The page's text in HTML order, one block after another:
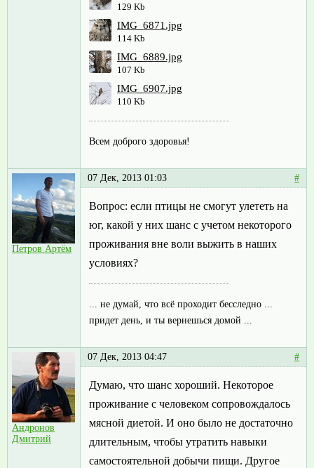
129 Kb
IMG_6871.jpg
114 Kb
IMG_6889.jpg
107 Kb
IMG_6907.jpg
110 Kb
Всем доброго здоровья!
Петров Артём
07 Дек, 2013 01:03 #
Вопрос: если птицы не смогут улететь на
юг, какой у них шанс с учетом некоторого
проживания вне воли выжить в наших
условиях?
... не думай, что всё проходит бесследно ...
придет день, и ты вернешься домой ...
Андронов
Дмитрий
07 Дек, 2013 04:47 #
Думаю, что шанс хороший. Некоторое
проживание с человеком сопровождалось
мясной диетой. И оно было не достаточно
длительным, чтобы утратить навыки
самостоятельной добычи пищи. Другое